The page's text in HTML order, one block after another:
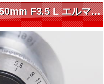
Leica Elmar 5cm 50mm F3.5 L エルマー 後期型